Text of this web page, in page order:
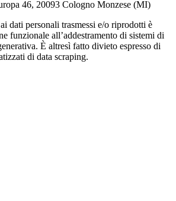
46, 20093 Cologno Monzese (MI)
dati personali trasmessi e/o riprodotti è
funzionale all’addestramento di sistemi di
È altresì fatto divieto espresso di
di data scraping.